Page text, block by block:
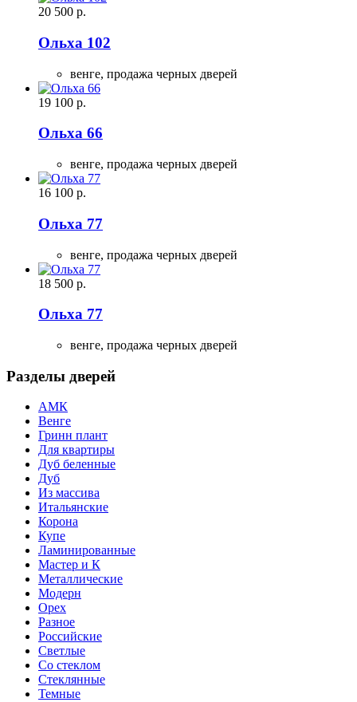
20 500 р.
Ольха 102
венге, продажа черных дверей
19 100 р.
Ольха 66
венге, продажа черных дверей
16 100 р.
Ольха 77
венге, продажа черных дверей
18 500 р.
Ольха 77
венге, продажа черных дверей
Разделы дверей
АМК
Венге
Гринн плант
Для квартиры
Дуб беленные
Дуб
Из массива
Итальянские
Корона
Купе
Ламинированные
Мастер и К
Металлические
Модерн
Орех
Разное
Российские
Светлые
Со стеклом
Стеклянные
Темные